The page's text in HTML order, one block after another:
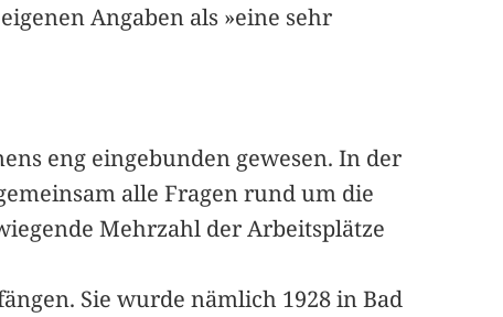
Angaben als »eine sehr
eng eingebunden gewesen. In der
alle Fragen rund um die
Mehrzahl der Arbeitsplätze
Sie wurde nämlich 1928 in Bad